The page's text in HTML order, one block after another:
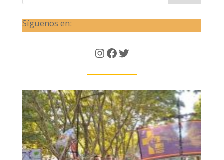
Síguenos en:
Instagram
Facebook
Twitter